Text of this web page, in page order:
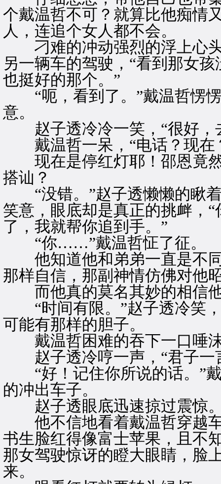
个戴温哲不可？就算比他痴情
人，连追个女人都不会。
刁难的冲动强烈的浮上心头
另一辆车的驾驶，“看到那女
也挺好的那个。”
“呃，看到了。”戴温哲愣愣
意。
赵子透冷冷一笑，“很好，
戴温哲一呆，“电话？现在
现在是停红灯耶！邵恩竟然
搭讪？
“没错。”赵子透懒懒的瞅着
笑意，眼底却是真正的挑衅，
了，我就帮你追到手。”
“你……”戴温哲怔了征。
他知道他和弟弟一直是不同
那样自信，那副神情仿佛对他
而他真的莫名其妙的相信
“时间有限。”赵子透冷笑，
可能有那样的胆子。
戴温哲困难的吞下一口唾沫
赵子透冷哼一声，“君子一
“好！记住你所说的话。”戴
的冲出车子。
赵子透眼底迅速掠过震惊
他不信地看着戴温哲穿越车
书生脸红得像富士苹果，且不
那女驾驶惊讶的瞪大眼睛，脸
来。